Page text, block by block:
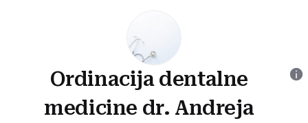
Ordinacija dentalne
medicine dr. Andreja